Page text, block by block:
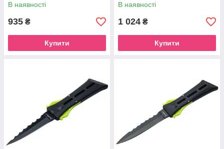
В наявності
935 ₴
Купити
В наявності
1 024 ₴
Купити